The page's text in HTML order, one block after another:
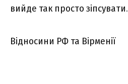
вийде так просто зіпсувати.
Відносини РФ та Вірменії